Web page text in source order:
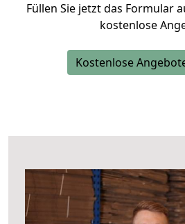
Füllen Sie jetzt das Formular
kostenlose
Kostenlose